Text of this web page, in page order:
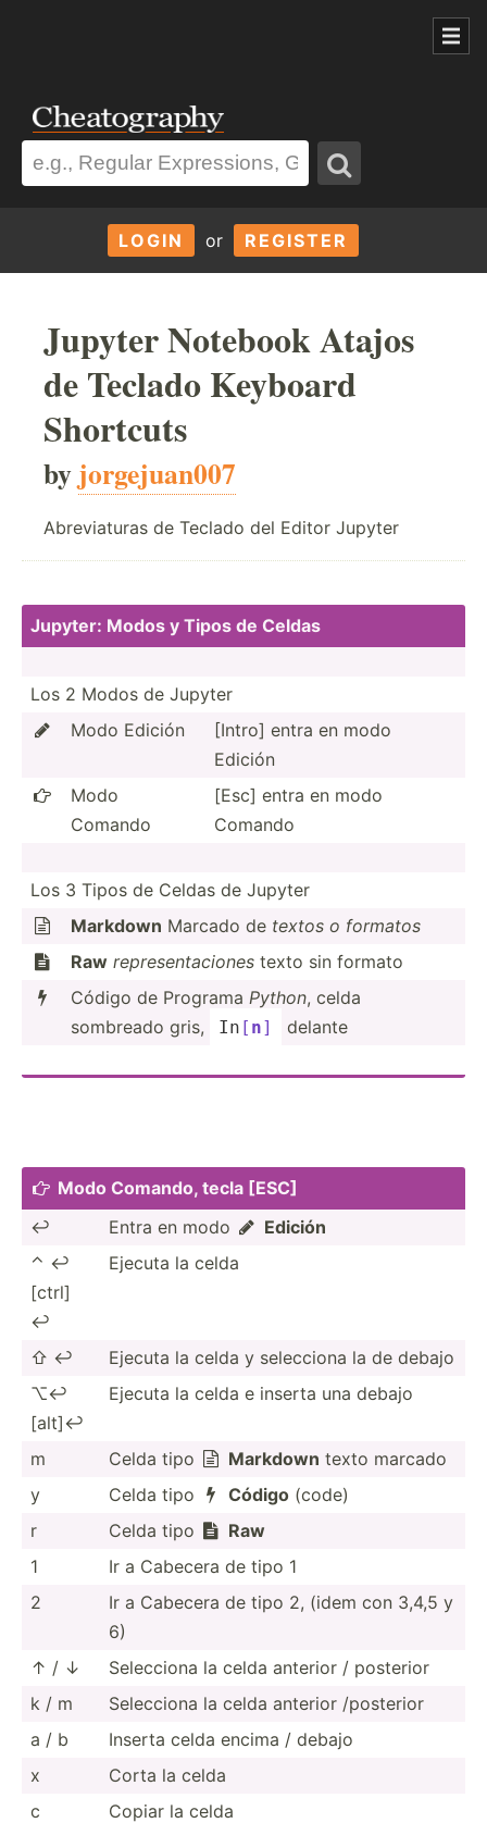
LOGIN or REGISTER
Jupyter Notebook Atajos
de Teclado Keyboard
Shortcuts
byjorgejuan007
Abreviaturas de Teclado del Editor Jupyter
Jupyter: Modos y Tipos de Celdas
Los 2 Modos de Jupyter
 Modo Edición
[Intro] entra en modo
Edición

Modo
Comando
[Esc] entra en modo
Comando
Los 3 Tipos de Celdas de Jupyter
 Markdown Marcado de textos o formatos
 Raw repres­ent­aciones texto sin formato
 Código de Programa Python, celda
sombreado gris,
In [ n] delante
 Modo Comando, tecla [ESC]
↩
Entra en modo 
Edición
⌃ ↩
[ctrl]
↩
Ejecuta la celda
⇧ ↩
Ejecuta la celda y selecciona la de debajo
⌥↩
[alt]↩
Ejecuta la celda e inserta una debajo
m Celda tipo  Markdown texto marcado
y
Celda tipo  Código(code)
r
Celda tipo 
Raw
1
Ir a Cabecera de tipo 1
2
Ir a Cabecera de tipo 2, (idem con 3,4,5 y
6)
↑ / ↓
Selecciona la celda anterior / posterior
k / m
Selecciona la celda anterior /posterior
a / b
Inserta celda encima / debajo
x
Corta la celda
c
Copiar la celda